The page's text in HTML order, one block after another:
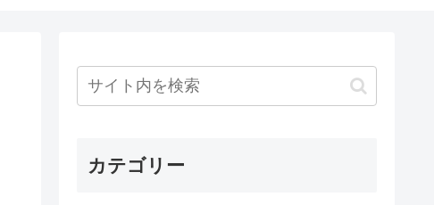
カテゴリー